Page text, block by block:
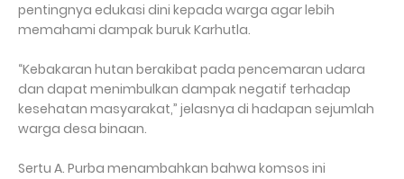
pentingnya edukasi dini kepada warga agar lebih
memahami dampak buruk Karhutla.
“Kebakaran hutan berakibat pada pencemaran udara
dan dapat menimbulkan dampak negatif terhadap
kesehatan masyarakat,” jelasnya di hadapan sejumlah
warga desa binaan.
Sertu A. Purba menambahkan bahwa komsos ini